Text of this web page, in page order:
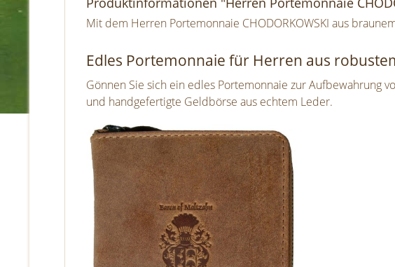
Mit dem Herren Portemonnaie CHODORKOWSKI aus
Edles Portemonnaie für Herren aus
Gönnen Sie sich ein edles Portemonnaie zur Aufbewahrung
und handgefertigte Geldbörse aus echtem Leder.